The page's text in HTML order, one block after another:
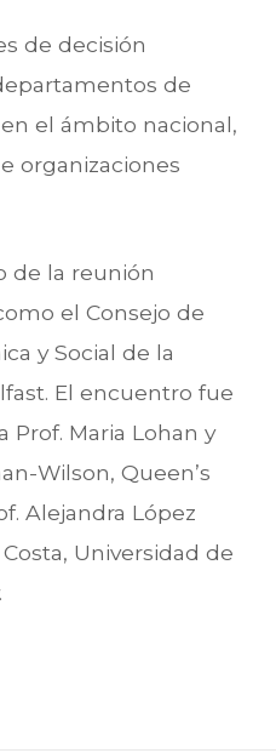
de decisión
de
el ámbito nacional,
organizaciones
de la reunión
el Consejo de
y Social de la
El encuentro fue
Prof. Maria Lohan y
Wilson, Queen’s
Alejandra López
Universidad de